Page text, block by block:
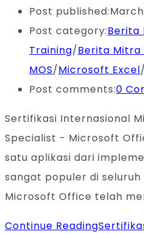
Post published:
Post category:Berita
Training/Berita Mitra
MOS/Microsoft Excel/
Post comments:0
Sertifikasi Internasional
Specialist - Microsoft
satu aplikasi dari
sangat populer di seluruh
Microsoft Office telah
Continue Reading